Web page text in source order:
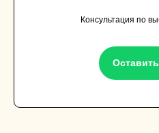
Консультация по